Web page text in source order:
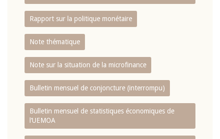
Rapport sur la politique monétaire
Note thématique
Note sur la situation de la microfinance
Bulletin mensuel de conjoncture (interrompu)
Bulletin mensuel de statistiques économiques de
l‘UEMOA